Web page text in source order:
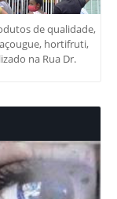
de qualidade,
hortifruti,
na Rua Dr.